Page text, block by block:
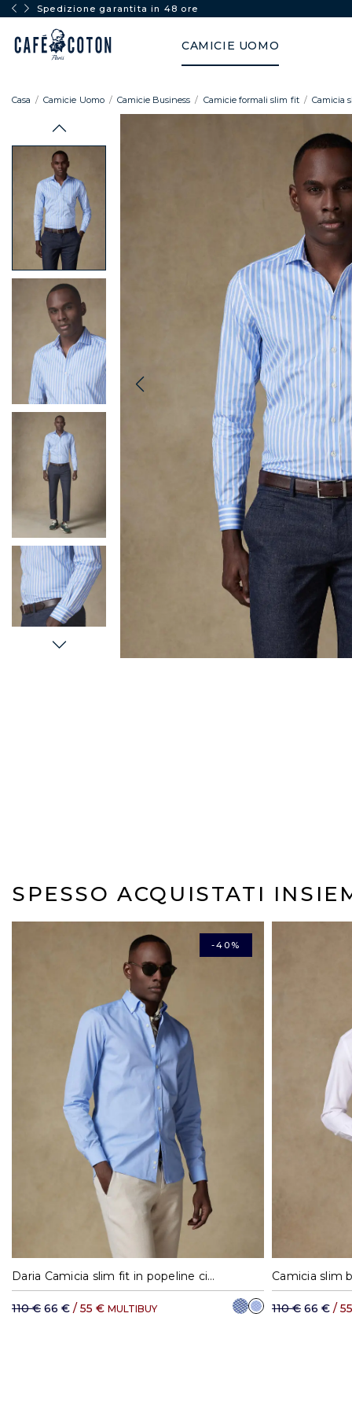
Spedizione garantita in 48 ore
CAMICIE UOMO
Casa Camicie Uomo Camicie Business Camicie formali slim fit Camicia
SPESSO ACQUISTATI
-40%
S M L XL Daria Camicia slim fit in popeline cielo - Colletto abbottonato
110 € 66 € / 55 € MULTIBUY
37
Camicia slim
110 € 66 € /